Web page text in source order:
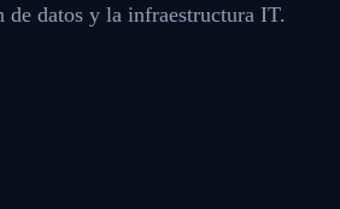
de datos y la infraestructura IT.